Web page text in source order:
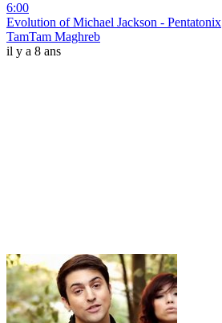
6:00
Evolution of Michael Jackson - Pentatonix
TamTam Maghreb
il y a 8 ans